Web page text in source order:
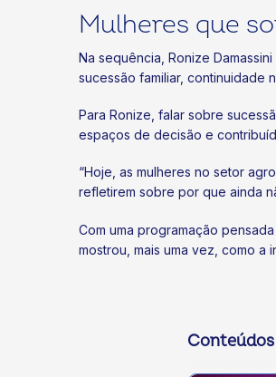
Mulheres que
Na sequência, Ronize
sucessão familiar, continuidade
Para Ronize, falar sobre
espaços de decisão e
“Hoje, as mulheres no setor
refletirem sobre por que ainda
Com uma programação
mostrou, mais uma vez, como